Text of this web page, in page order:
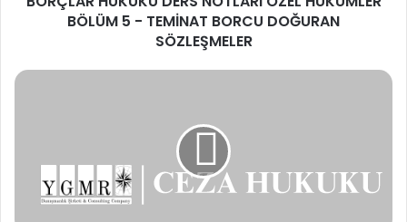
BÖLÜM 5 - TEMİNAT BORCU DOĞURAN
SÖZLEŞMELER
İnternet